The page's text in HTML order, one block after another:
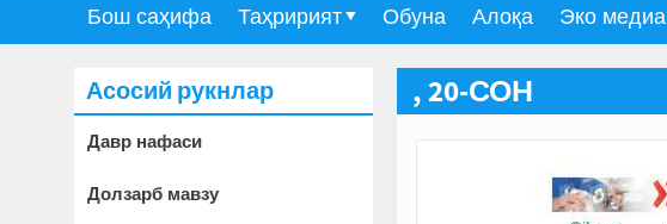
Бош саҳифа Таҳририят Обуна Алоқа Эко медиа
, 20-СОН
Асосий рукнлар
Давр нафаси
Долзарб мавзу